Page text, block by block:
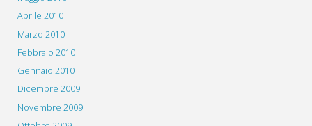
Aprile 2010
Marzo 2010
Febbraio 2010
Gennaio 2010
Dicembre 2009
Novembre 2009